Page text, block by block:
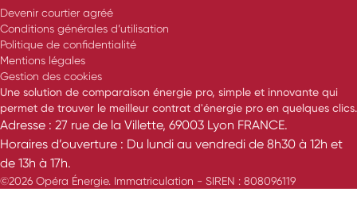
Devenir courtier agréé
Conditions générales d’utilisation
Politique de confidentialité
Mentions légales
Gestion des cookies
Une solution de comparaison énergie pro, simple et innovante qui
permet de trouver le meilleur contrat d'énergie pro en quelques clics.
Adresse : 27 rue de la Villette, 69003 Lyon FRANCE.
Horaires d’ouverture : Du lundi au vendredi de 8h30 à 12h et
de 13h à 17h.
©2026 Opéra Énergie. Immatriculation - SIREN : 808096119